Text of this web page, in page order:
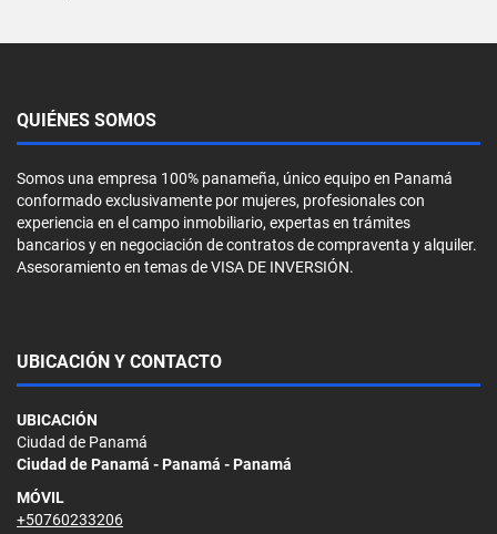
QUIÉNES SOMOS
Somos una empresa 100% panameña, único equipo en Panamá
conformado exclusivamente por mujeres, profesionales con
experiencia en el campo inmobiliario, expertas en trámites
bancarios y en negociación de contratos de compraventa y alquiler.
Asesoramiento en temas de VISA DE INVERSIÓN.
UBICACIÓN Y CONTACTO
UBICACIÓN
Ciudad de Panamá
Ciudad de Panamá - Panamá - Panamá
MÓVIL
+50760233206